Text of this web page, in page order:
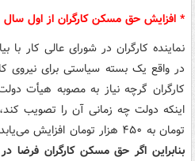
* افزایش حق مسکن کارگران از اول سال ۱۴۰۰ اعمال می‌شود
نماینده کارگران در شورای عالی کار با
در واقع یک بسته سیاستی برای
کارگران گرچه نیاز به مصوبه هیأت
تومان به ۴۵۰ هزار تومان افزایش می‌یابد، از اول فروردین ۱۴۰۰ اجرا شود،
بنابراین اگر حق مسکن کارگران فرضا